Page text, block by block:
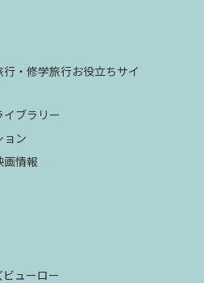
・修学旅行お役立ちサイ
ブラリー
ョン
画情報
ューロー